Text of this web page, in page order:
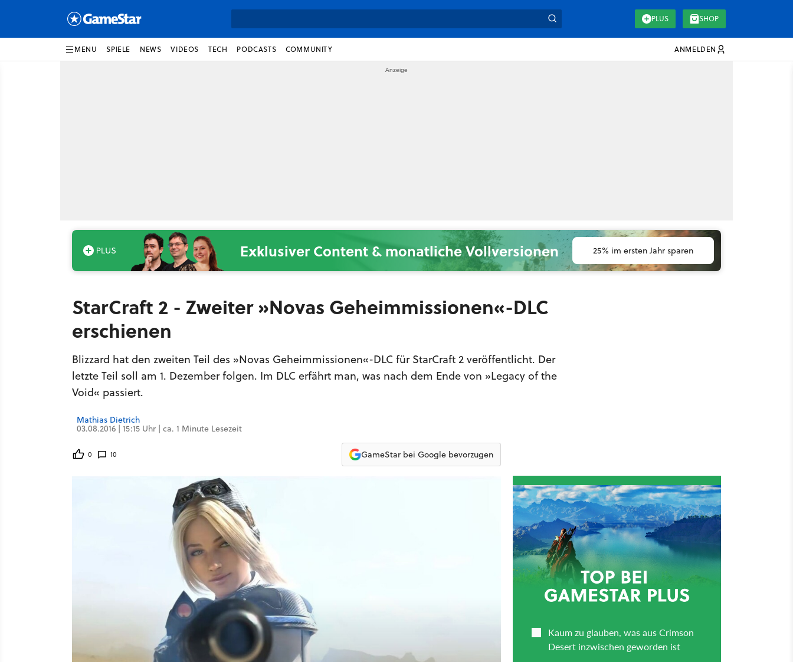
PLUS SHOP
MENU SPIELE NEWS VIDEOS TECH PODCASTS COMMUNITY ANMELDEN
Exklusiver Content & monatliche Vollversionen 25% im ersten Jahr sparen
StarCraft 2 - Zweiter »Novas Geheimmissionen«-DLC
erschienen
Blizzard hat den zweiten Teil des »Novas Geheimmissionen«-DLC für StarCraft 2 veröffentlicht. Der
letzte Teil soll am 1. Dezember folgen. Im DLC erfährt man, was nach dem Ende von »Legacy of the
Void« passiert.
Mathias Dietrich
03.08.2016 | 15:15 Uhr | ca. 1 Minute Lesezeit
0 10 GameStar bei Google bevorzugen